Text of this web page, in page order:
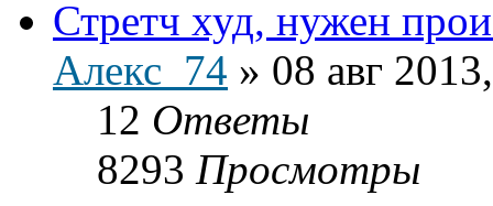
Стретч худ, нужен
Алекс_74 » 08 авг
12 Ответы
8293 Просмотры